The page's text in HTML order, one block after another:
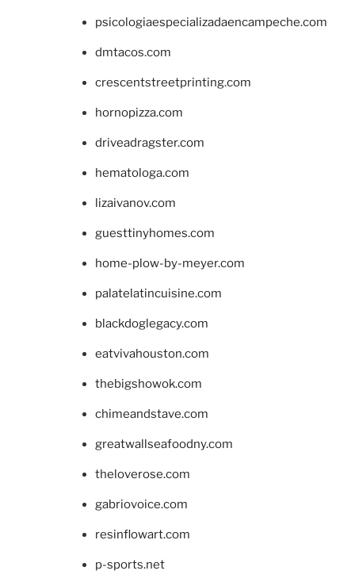
psicologiaespecializadaencampeche.com
dmtacos.com
crescentstreetprinting.com
hornopizza.com
driveadragster.com
hematologa.com
lizaivanov.com
guesttinyhomes.com
home-plow-by-meyer.com
palatelatincuisine.com
blackdoglegacy.com
eatvivahouston.com
thebigshowok.com
chimeandstave.com
greatwallseafoodny.com
theloverose.com
gabriovoice.com
resinflowart.com
p-sports.net